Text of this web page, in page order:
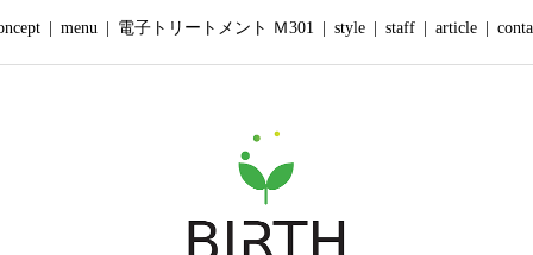
menu 電子トリートメント Ｍ301 style staff article